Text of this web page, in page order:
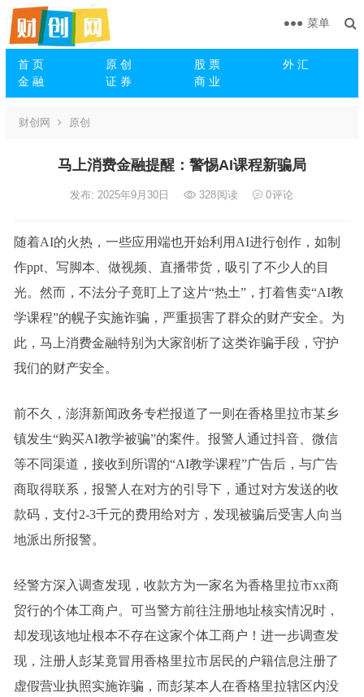
首 页 原 创 股 票
外 汇
金 融
证 券 商 业
菜单
财创网 原创
马上消费金融提醒：警惕AI课程新骗局
发布: 2025年9月30日 328阅读 0评论
随着AI的火热，一些应用端也开始利用AI进行创作，如制
作ppt、写脚本、做视频、直播带货，吸引了不少人的目
光。然而，不法分子竟盯上了这片“热土”，打着售卖“AI教
学课程”的幌子实施诈骗，严重损害了群众的财产安全。为
此，马上消费金融特别为大家剖析了这类诈骗手段，守护
我们的财产安全。
前不久，澎湃新闻政务专栏报道了一则在香格里拉市某乡
镇发生“购买AI教学被骗”的案件。报警人通过抖音、微信
等不同渠道，接收到所谓的“AI教学课程”广告后，与广告
商取得联系，报警人在对方的引导下，通过对方发送的收
款码，支付2-3千元的费用给对方，发现被骗后受害人向当
地派出所报警。
经警方深入调查发现，收款方为一家名为香格里拉市xx商
贸行的个体工商户。可当警方前往注册地址核实情况时，
却发现该地址根本不存在这家个体工商户！进一步调查发
现，注册人彭某竟冒用香格里拉市居民的户籍信息注册了
虚假营业执照实施诈骗，而彭某本人在香格里拉辖区内没